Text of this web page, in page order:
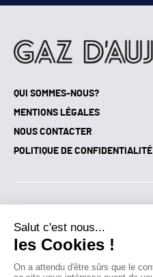
QUI SOMMES-NOUS?
MENTIONS LÉGALES
NOUS CONTACTER
POLITIQUE DE CONFIDENTIALITÉ